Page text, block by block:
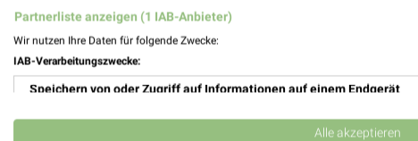
Aktuell keine
ZUR
Partnerliste anzeigen (1 IAB-Anbieter)
Wir nutzen Ihre Daten für folgende Zwecke:
IAB-Verarbeitungszwecke:
Speichern von oder Zugriff auf Informationen auf einem Endgerät
Verwendung reduzierter Daten zur Auswahl von Werbeanzeigen
Alle akzeptieren